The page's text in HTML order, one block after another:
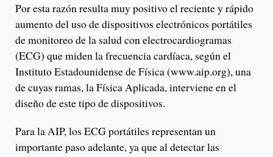
Por esta razón resulta muy positivo el reciente y rápido
aumento del uso de dispositivos electrónicos portátiles
de monitoreo de la salud con electrocardiogramas
(ECG) que miden la frecuencia cardíaca, según el
Instituto Estadounidense de Física (www.aip.org), una
de cuyas ramas, la Física Aplicada, interviene en el
diseño de este tipo de dispositivos.
Para la AIP, los ECG portátiles representan un
importante paso adelante, ya que al detectar las